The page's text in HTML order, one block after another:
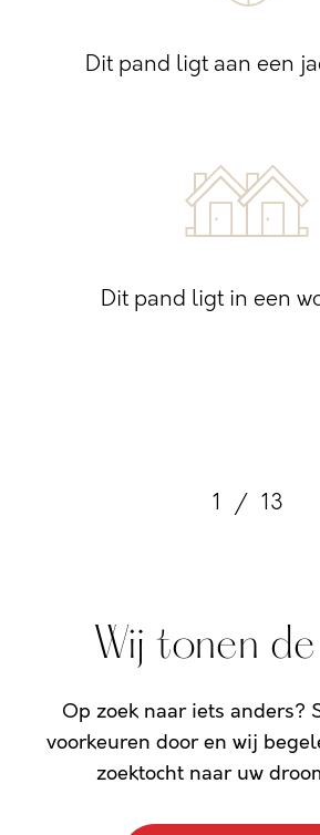
Dit pand ligt aan een
Dit pand ligt in een
1 / 13
Wij tonen
Op zoek naar iets anders?
voorkeuren door en wij
zoektocht naar uw